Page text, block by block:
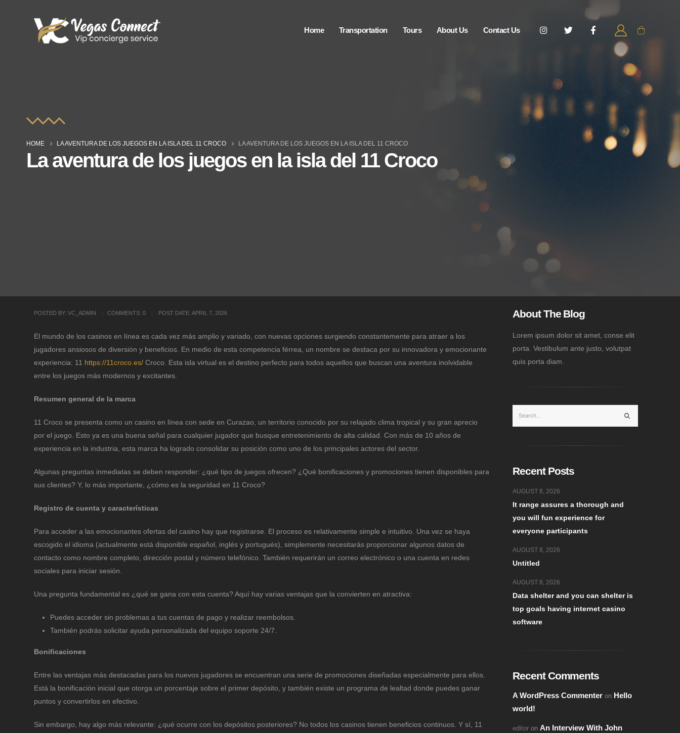
Home Transportation Tours About Us Contact Us
HOME LA AVENTURA DE LOS JUEGOS EN LA ISLA DEL 11 CROCO LA AVENTURA DE LOS JUEGOS EN LA ISLA DEL 11 CROCO
La aventura de los juegos en la isla del 11 Croco
POSTED BY: VC_ADMIN COMMENTS: 0 POST DATE: APRIL 7, 2026
El mundo de los casinos en línea es cada vez más amplio y variado, con nuevas opciones surgiendo constantemente para atraer a los
jugadores ansiosos de diversión y beneficios. En medio de esta competencia férrea, un nombre se destaca por su innovadora y emocionante
experiencia: 11 https://11croco.es/ Croco. Esta isla virtual es el destino perfecto para todos aquellos que buscan una aventura inolvidable
entre los juegos más modernos y excitantes.
Resumen general de la marca
11 Croco se presenta como un casino en línea con sede en Curazao, un territorio conocido por su relajado clima tropical y su gran aprecio
por el juego. Esto ya es una buena señal para cualquier jugador que busque entretenimiento de alta calidad. Con más de 10 años de
experiencia en la industria, esta marca ha logrado consolidar su posición como uno de los principales actores del sector.
Algunas preguntas inmediatas se deben responder: ¿qué tipo de juegos ofrecen? ¿Qué bonificaciones y promociones tienen disponibles para
sus clientes? Y, lo más importante, ¿cómo es la seguridad en 11 Croco?
Registro de cuenta y características
Para acceder a las emocionantes ofertas del casino hay que registrarse. El proceso es relativamente simple e intuitivo. Una vez se haya
escogido el idioma (actualmente está disponible español, inglés y portugués), simplemente necesitarás proporcionar algunos datos de
contacto como nombre completo, dirección postal y número telefónico. También requerirán un correo electrónico o una cuenta en redes
sociales para iniciar sesión.
Una pregunta fundamental es ¿qué se gana con esta cuenta? Aquí hay varias ventajas que la convierten en atractiva:
Puedes acceder sin problemas a tus cuentas de pago y realizar reembolsos.
También podrás solicitar ayuda personalizada del equipo soporte 24/7.
Bonificaciones
Entre las ventajas más destacadas para los nuevos jugadores se encuentran una serie de promociones diseñadas especialmente para ellos.
Está la bonificación inicial que otorga un porcentaje sobre el primer depósito, y también existe un programa de lealtad donde puedes ganar
puntos y convertirlos en efectivo.
Sin embargo, hay algo más relevante: ¿qué ocurre con los depósitos posteriores? No todos los casinos tienen beneficios continuos. Y sí, 11
About The Blog
Lorem ipsum dolor sit amet, conse elit
porta. Vestibulum ante justo, volutpat
quis porta diam.
Recent Posts
It range assures a thorough and
you will fun experience for
everyone participants
AUGUST 8, 2026
Untitled
AUGUST 8, 2026
Data shelter and you can shelter is
top goals having internet casino
software
AUGUST 8, 2026
Recent Comments
A WordPress Commenter on Hello
world!
editor on An Interview With John